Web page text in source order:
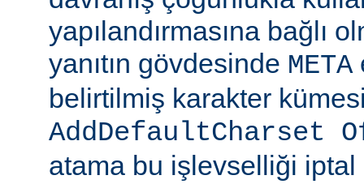
yapılandırmasına bağlı
yanıtın gövdesinde META
belirtilmiş karakter
AddDefaultCharset
atama bu işlevselliği iptal